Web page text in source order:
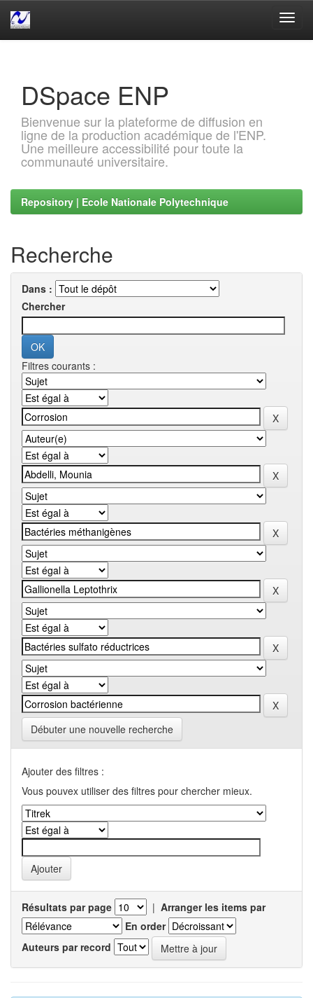
DSpace ENP
Bienvenue sur la plateforme de diffusion en
ligne de la production académique de l'ENP.
Une meilleure accessibilité pour toute la
communauté universitaire.
Repository | Ecole Nationale Polytechnique
Recherche
Dans :
Chercher
Filtres courants :
Débuter une nouvelle recherche
Ajouter des filtres :
Vous pouvex utiliser des filtres pour chercher mieux.
Résultats par page | Arranger les items par
En order
Auteurs par record